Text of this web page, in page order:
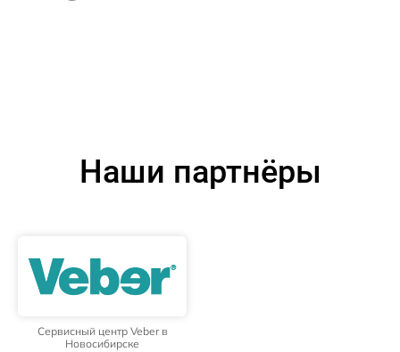
Наши партнёры
Сервисный центр Veber в
Новосибирске